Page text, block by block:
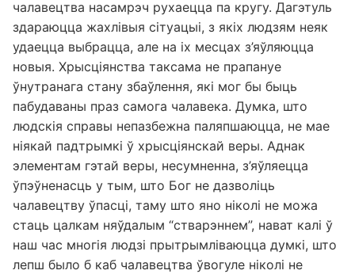
чалавецтва насамрэч рухаецца па кругу. Дагэтуль
здараюцца жахлівыя сітуацыі, з якіх людзям неяк
удаецца выбрацца, але на іх месцах з’яўляюцца
новыя. Хрысціянства таксама не прапануе
ўнутранага стану збаўлення, які мог бы быць
пабудаваны праз самога чалавека. Думка, што
людскія справы непазбежна паляпшаюцца, не мае
ніякай падтрымкі ў хрысціянскай веры. Аднак
элементам гэтай веры, несумненна, з’яўляецца
ўпэўненасць у тым, што Бог не дазволіць
чалавецтву ўпасці, таму што яно ніколі не можа
стаць цалкам няўдалым “стварэннем”, нават калі ў
наш час многія людзі прытрымліваюцца думкі, што
лепш было б каб чалавецтва ўвогуле ніколі не